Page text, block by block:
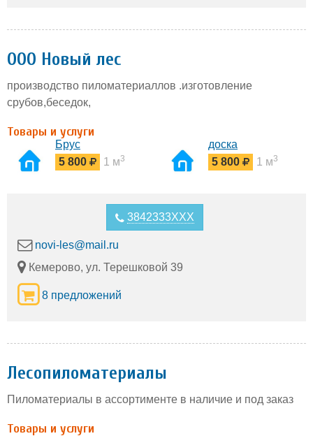
ООО Новый лес
производство пиломатериаллов .изготовление
срубов,беседок,
Товары и услуги
Брус
5 800
1 м3
доска
5 800
1 м3
3842333XXX
novi-les@mail.ru
Кемерово, ул. Терешковой 39
8 предложений
Лесопиломатериалы
Пиломатериалы в ассортименте в наличие и под заказ
Товары и услуги